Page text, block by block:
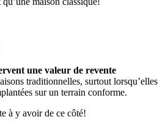
une valeur de revente
traditionnelles, surtout lorsqu’elles
sur un terrain conforme.
à y avoir de ce côté!